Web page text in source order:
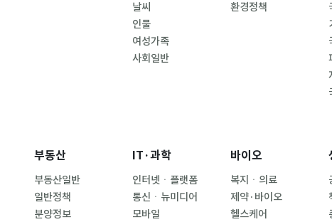
날씨
인물
여성가족
사회일반
환경정책
부동산
부동산일반
일반정책
분양정보
IT·과학
인터넷ㆍ플랫폼
통신ㆍ뉴미디어
모바일
바이오
복지ㆍ의료
제약·바이오
헬스케어